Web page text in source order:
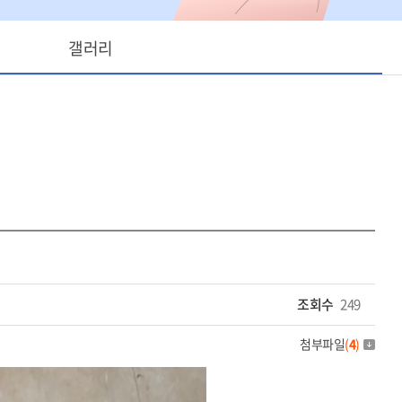
갤러리
조회수 249
첨부파일(4)